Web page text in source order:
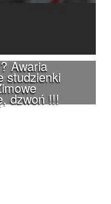
Awaria
studzienki
dzwoń !!!